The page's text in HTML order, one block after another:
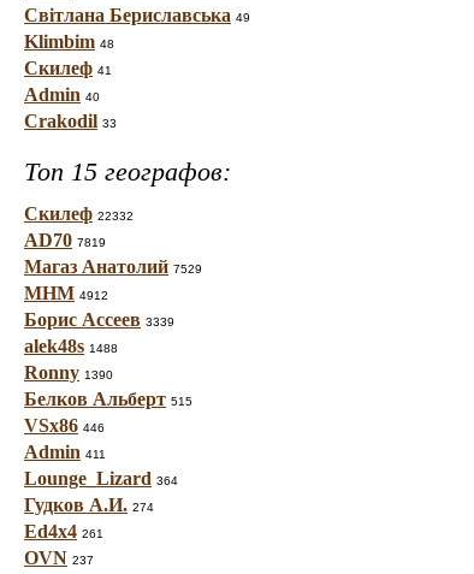
Світлана Бериславська 49
Klimbim 48
Скилеф 41
Admin 40
Crakodil 33
Топ 15 географов:
Скилеф 22332
AD70 7819
Магаз Анатолий 7529
МНМ 4912
Борис Ассеев 3339
alek48s 1488
Ronny 1390
Белков Альберт 515
VSx86 446
Admin 411
Lounge_Lizard 364
Гудков А.И. 274
Ed4x4 261
OVN 237